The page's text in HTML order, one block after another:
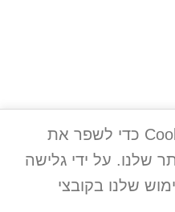
אנו משתמשים בקובצי Cookie כדי לשפר את
שלנו. על ידי גלישה
שלנו בקובצי